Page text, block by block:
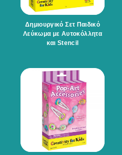
Δημιουργικό Σετ Παιδικό
Λεύκωμα με Αυτοκόλλητα
και Stencil